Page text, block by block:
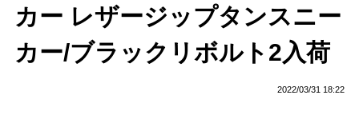
カー レザージップタンスニー
カー/ブラックリボルト2入荷
2022/03/31 18:22